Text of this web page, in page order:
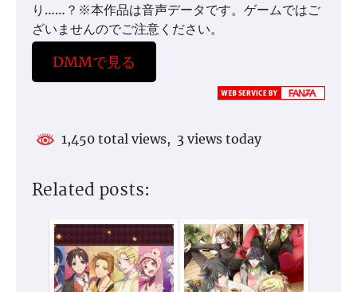
り……？※本作品は音声データです。ゲームではご
ざいませんのでご注意ください。
DMMで見る
1,450 total views, 3 views today
Related posts: